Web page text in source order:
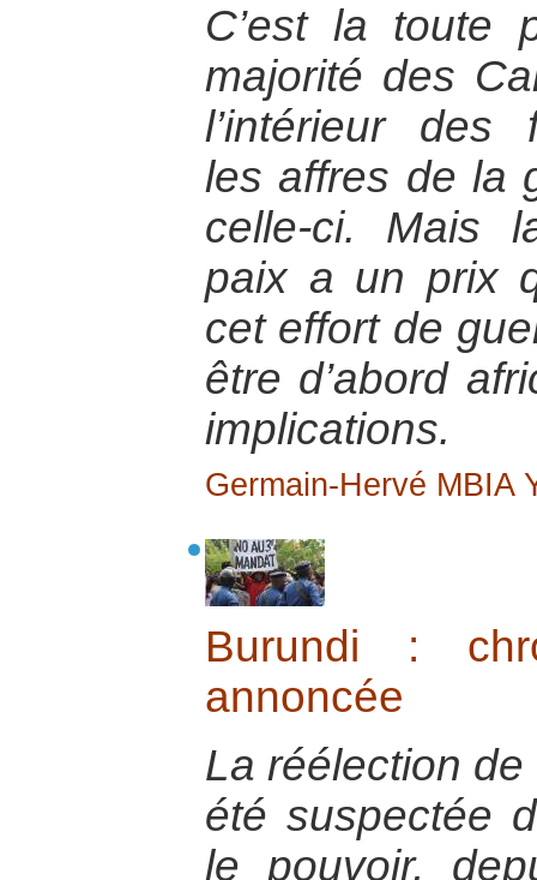
C’est la toute
majorité des
l’intérieur des
les affres de la
celle-ci. Mais
paix a un prix
cet effort de
être d’abord
implications.
Germain-Hervé MBIA
Burundi :
annoncée
La réélection
été suspectée
le pouvoir,